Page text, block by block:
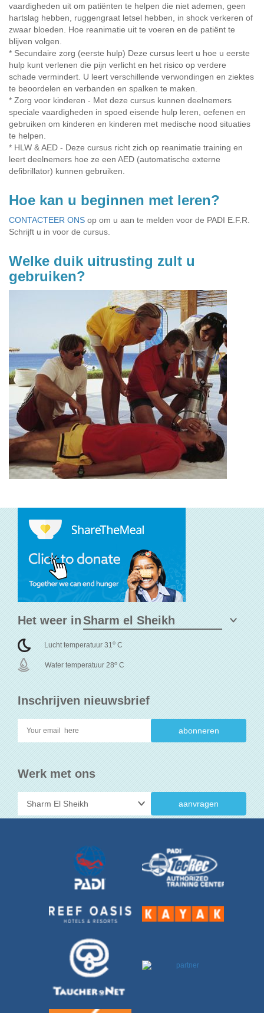
vaardigheden uit om patiënten te helpen die niet ademen, geen
hartslag hebben, ruggengraat letsel hebben, in shock verkeren of
zwaar bloeden. Hoe reanimatie uit te voeren en de patiënt te
blijven volgen.
* Secundaire zorg (eerste hulp) Deze cursus leert u hoe u eerste
hulp kunt verlenen die pijn verlicht en het risico op verdere
schade vermindert. U leert verschillende verwondingen en ziektes
te beoordelen en verbanden en spalken te maken.
* Zorg voor kinderen - Met deze cursus kunnen deelnemers
speciale vaardigheden in spoed eisende hulp leren, oefenen en
gebruiken om kinderen en kinderen met medische nood situaties
te helpen.
* HLW & AED - Deze cursus richt zich op reanimatie training en
leert deelnemers hoe ze een AED (automatische externe
defibrillator) kunnen gebruiken.
Hoe kan u beginnen met leren?
CONTACTEER ONS op om u aan te melden voor de PADI E.F.R.
Schrijft u in voor de cursus.
Welke duik uitrusting zult u
gebruiken?
Inschrijven nieuwsbrief
Werk met ons
aanvragen
Het weer in
Lucht temperatuur 31 o C
Water temperatuur 28o C